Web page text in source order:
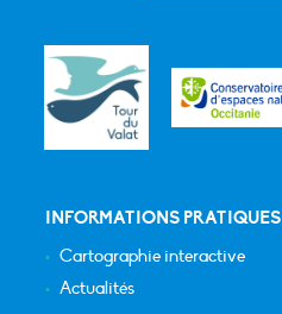
INFORMATIONS PRATIQUES
Cartographie interactive
Actualités